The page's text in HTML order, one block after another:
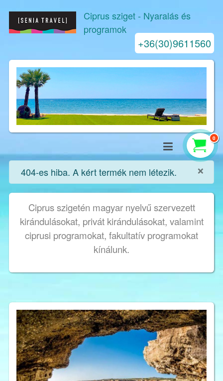
Ciprus sziget - Nyaralás és
programok
+36(30)9611560
0
×
info
404-es hiba. A kért termék nem létezik.
Ciprus szigetén magyar nyelvű szervezett
kirándulásokat, privát kirándulásokat, valamint
ciprusi programokat, fakultatív programokat
kínálunk.